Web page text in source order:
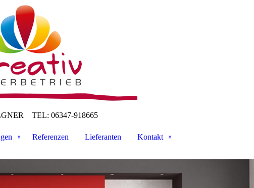
TEL: 06347-918665
Referenzen Lieferanten Kontakt